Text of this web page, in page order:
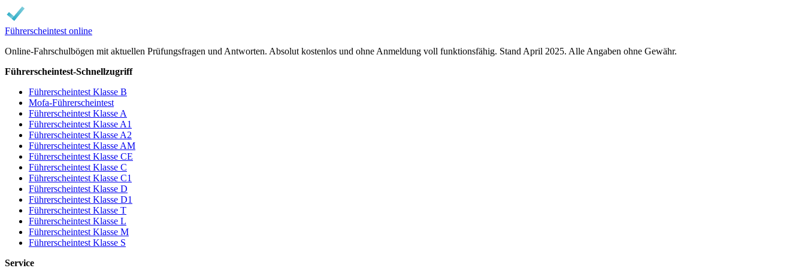
Führerscheintest online
Online-Fahrschulbögen mit aktuellen Prüfungsfragen und Antworten. Absolut kostenlos und ohne Anmeldung voll funktionsfähig. Stand April 2025. Alle Angaben ohne Gewähr.
Führerscheintest-Schnellzugriff
Führerscheintest Klasse B
Mofa-Führerscheintest
Führerscheintest Klasse A
Führerscheintest Klasse A1
Führerscheintest Klasse A2
Führerscheintest Klasse AM
Führerscheintest Klasse CE
Führerscheintest Klasse C
Führerscheintest Klasse C1
Führerscheintest Klasse D
Führerscheintest Klasse D1
Führerscheintest Klasse T
Führerscheintest Klasse L
Führerscheintest Klasse M
Führerscheintest Klasse S
Service